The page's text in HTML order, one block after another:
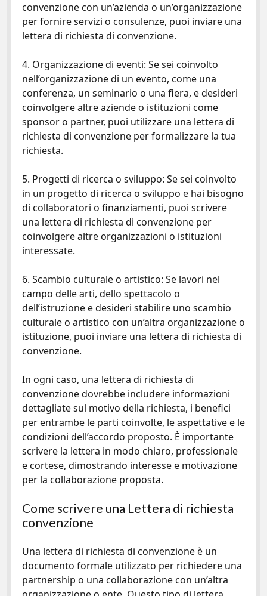
convenzione con un’azienda o un’organizzazione
per fornire servizi o consulenze, puoi inviare una
lettera di richiesta di convenzione.
4. Organizzazione di eventi: Se sei coinvolto
nell’organizzazione di un evento, come una
conferenza, un seminario o una fiera, e desideri
coinvolgere altre aziende o istituzioni come
sponsor o partner, puoi utilizzare una lettera di
richiesta di convenzione per formalizzare la tua
richiesta.
5. Progetti di ricerca o sviluppo: Se sei coinvolto
in un progetto di ricerca o sviluppo e hai bisogno
di collaboratori o finanziamenti, puoi scrivere
una lettera di richiesta di convenzione per
coinvolgere altre organizzazioni o istituzioni
interessate.
6. Scambio culturale o artistico: Se lavori nel
campo delle arti, dello spettacolo o
dell’istruzione e desideri stabilire uno scambio
culturale o artistico con un’altra organizzazione o
istituzione, puoi inviare una lettera di richiesta di
convenzione.
In ogni caso, una lettera di richiesta di
convenzione dovrebbe includere informazioni
dettagliate sul motivo della richiesta, i benefici
per entrambe le parti coinvolte, le aspettative e le
condizioni dell’accordo proposto. È importante
scrivere la lettera in modo chiaro, professionale
e cortese, dimostrando interesse e motivazione
per la collaborazione proposta.
Come scrivere una Lettera di richiesta
convenzione
Una lettera di richiesta di convenzione è un
documento formale utilizzato per richiedere una
partnership o una collaborazione con un’altra